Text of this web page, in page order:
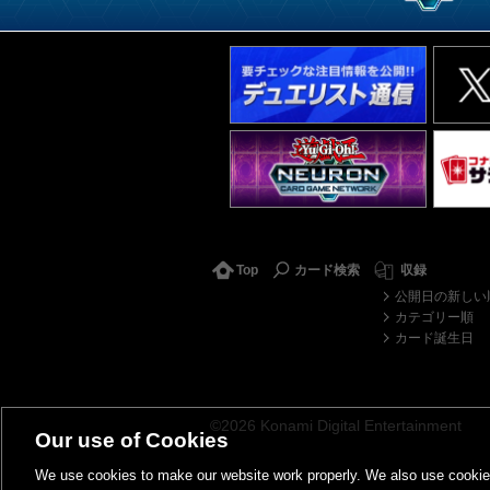
Top カード検索
収録
公開日の新しい
カテゴリー順
カード誕生日
©2026 Konami Digital Entertainment
Our use of Cookies
We use cookies to make our website work properly. We also use